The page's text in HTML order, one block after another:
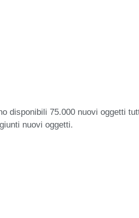
disponibili 75.000 nuovi oggetti
nuovi oggetti.